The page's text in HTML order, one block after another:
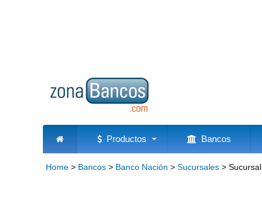
Productos Bancos
Home > Bancos > Banco Nación > Sucursales > Sucursal